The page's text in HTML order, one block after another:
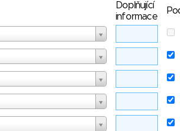
Doplňující
informace